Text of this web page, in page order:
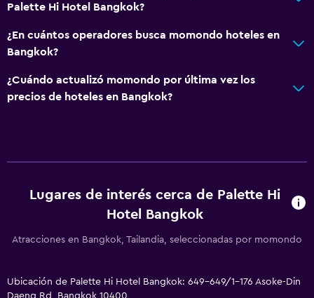
Limpieza diaria
Botiquín de primeros auxilios
Cámaras CCTV en zonas comunes
Cámaras CCTV en el exterior
Seguridad las 24 horas
Sistema de entretenimiento
Sala de estar/TV compartida
Palette Hi Hotel Bangkok?
¿En cuántos operadores busca momondo hoteles en
Bangkok?
¿Cuándo actualizó momondo por última vez los
precios de hoteles en Bangkok?
Lugares de interés cerca de Palette Hi
Hotel Bangkok
Atracciones en Bangkok, Tailandia, seleccionadas por momondo
Ubicación de Palette Hi Hotel Bangkok: 649-649/1-176 Asoke-Din
Daeng Rd, Bangkok 10400